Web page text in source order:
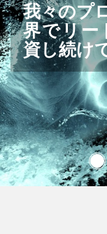
お客様の
るプロ集
様と生命
ています
我々のプ
界でリー
資し続け
産業界へ
ア、ノー
していま
顧客満足
ベルを目
次の世代
していま